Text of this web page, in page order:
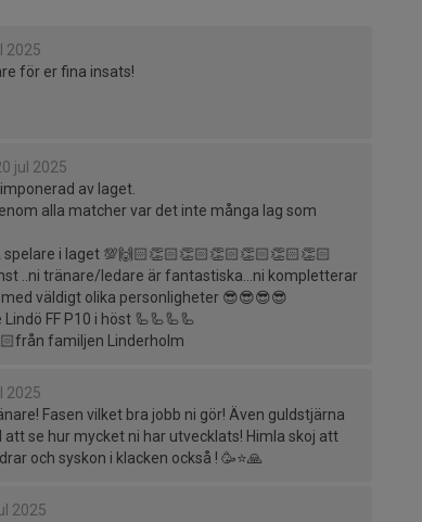
2025
för er fina insats!
jul 2025
av laget.
alla matcher var det inte många lag som
i laget 💯🙌🏻👏🏻👏🏻👏🏻👏🏻👏🏻👏🏻
..ni tränare/ledare är fantastiska…ni kompletterar
väldigt olika personligheter 😎😎😎😎
FF P10 i höst 🦾🦾🦾🦾
familjen Linderholm
2025
Fasen vilket bra jobb ni gör! Även guldstjärna
att se hur mycket ni har utvecklats! Himla skoj att
och syskon i klacken också ! 🥳⭐️🙏
2025